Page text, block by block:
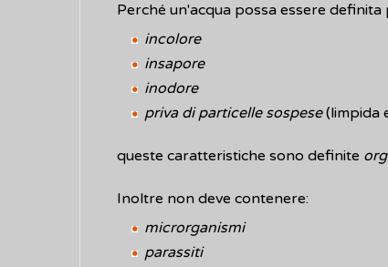
Perché un'acqua possa essere definita
incolore
insapore
inodore
priva di particelle sospese(limpida
queste caratteristiche sono definite
Inoltre non deve contenere:
microrganismi
parassiti